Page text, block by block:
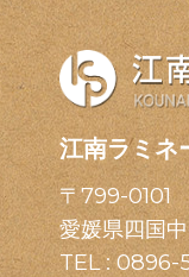
江南ラミネ
〒799-0101
愛媛県四国
TEL :0896-